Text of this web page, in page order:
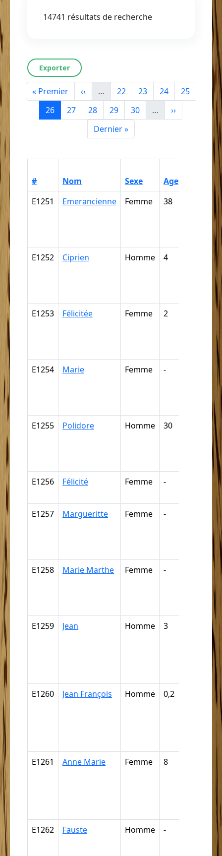
14741 résultats de recherche
Exporter
Première page
« Premier Page précédente
‹‹ … Page
22 Page
23 Page
24 Page
25
Page courante
26 Page
27 Page
28 Page
29 Page
30 … Page
››
Dernière page
Dernier »
# Nom Sexe Age
E1251
Emerancienne Femme 38
négrillon,
négritte
E1252
Ciprien Homme 4
négrillon,
négritte
E1253
Félicitée Femme 2
négrillon,
négritte
E1254
Marie Femme -
négrillon,
négritte
E1255
Polidore Homme 30
négrillon,
négritte
E1256
Félicité Femme -
Mulâtre,
E1257
Margueritte Femme -
négrillon,
négritte
E1258
Marie Marthe Femme -
négrillon,
négritte
E1259
Jean Homme 3
câpresse,
cabresse,
cabriste
E1260
Jean François Homme 0,2
câpresse,
cabresse,
E1261
Anne Marie Femme 8
cabriste
E1262
Fauste Homme -